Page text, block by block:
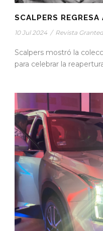
SCALPERS REGRESA
10 Jul 2024 / Revista Granted
Scalpers mostró la
para celebrar la